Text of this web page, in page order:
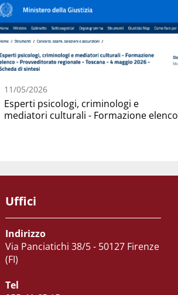
11/05/2026
Esperti psicologi, criminologi e
mediatori culturali - Formazione elenco
Uffici
Indirizzo
Via Panciatichi 38/5 - 50127 Firenze
(FI)
Tel